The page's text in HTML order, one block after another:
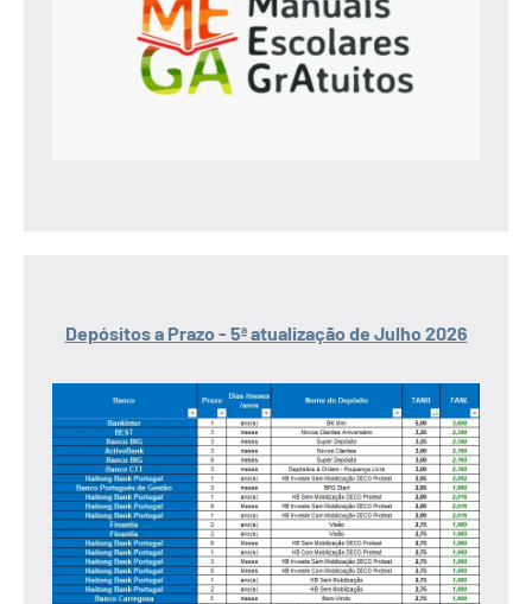
Depósitos a Prazo - 5ª atualização de Julho 2026